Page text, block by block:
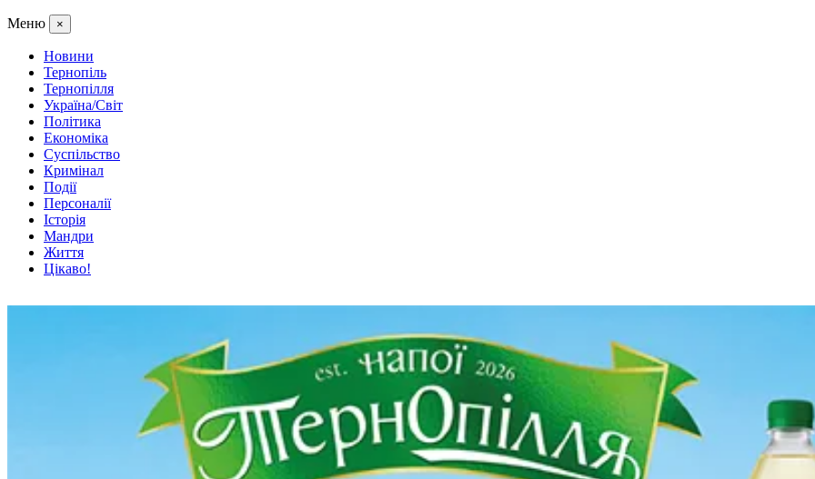
Меню ×
Новини
Тернопіль
Тернопілля
Україна/Світ
Політика
Економіка
Суспільство
Кримінал
Події
Персоналії
Історія
Мандри
Життя
Цікаво!